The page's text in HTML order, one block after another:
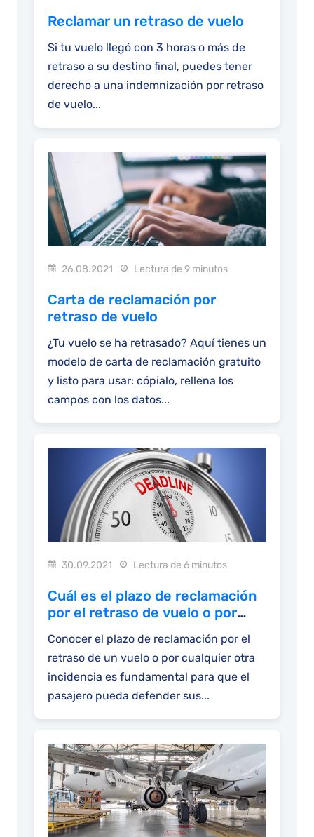
Reclamar un retraso de vuelo
Si tu vuelo llegó con 3 horas o más de
retraso a su destino final, puedes tener
derecho a una indemnización por retraso
de vuelo...
26.08.2021 Lectura de 9 minutos
Carta de reclamación por
retraso de vuelo
¿Tu vuelo se ha retrasado? Aquí tienes un
modelo de carta de reclamación gratuito
y listo para usar: cópialo, rellena los
campos con los datos...
30.09.2021 Lectura de 6 minutos
Cuál es el plazo de reclamación
por el retraso de vuelo o por
Conocer el plazo de reclamación por el
retraso de un vuelo o por cualquier otra
incidencia es fundamental para que el
pasajero pueda defender sus...